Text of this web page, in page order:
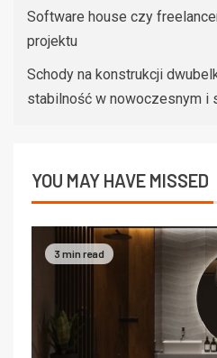
Software house czy
projektu
Schody na konstrukcji
stabilność w nowoczesnym i
YOU MAY HAVE MISSED
3 min read